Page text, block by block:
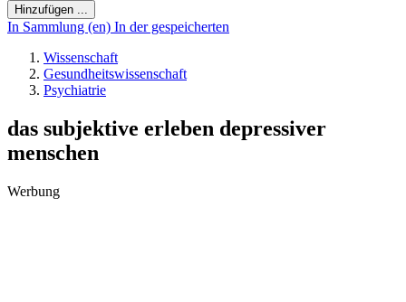
Hinzufügen ...
In Sammlung (en) In der gespeicherten
Wissenschaft
Gesundheitswissenschaft
Psychiatrie
das subjektive erleben depressiver
menschen
Werbung